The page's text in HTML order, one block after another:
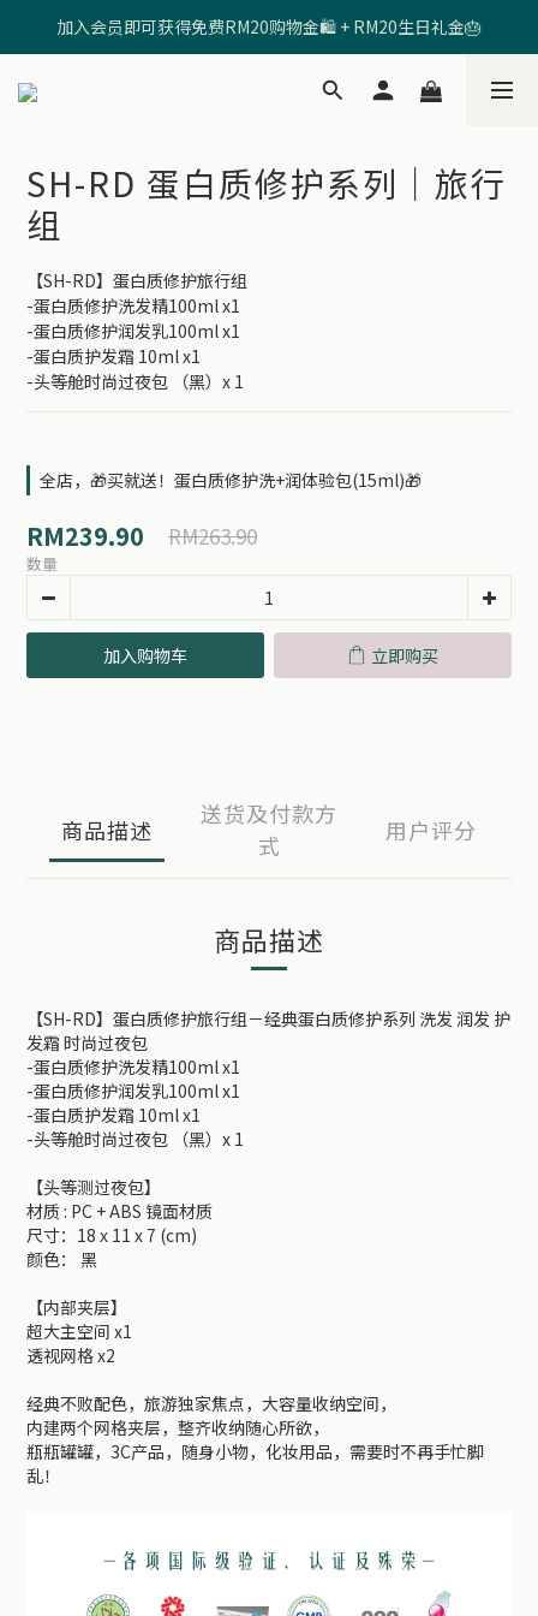
🩷输入【SHRD520MOM】享有 RM5折扣 🩷
加入会员即可获得免费RM20购物金🛍️ + RM20生日礼金🎂
🩷输入【SHRD520MOM】享有 RM5折扣 🩷
SH-RD 蛋白质修护系列｜旅行
组
【SH-RD】蛋白质修护旅行组
-蛋白质修护洗发精100ml x1
-蛋白质修护润发乳100ml x1
-蛋白质护发霜 10ml x1
-头等舱时尚过夜包 （黑）x 1
全店，🎁买就送！蛋白质修护洗+润体验包(15ml)🎁
RM239.90 RM263.90
数量
加入购物车 立即购买
商品描述
送货及付款方
式
用户评分
商品描述
【SH-RD】蛋白质修护旅行组－经典蛋白质修护系列 洗发 润发 护
发霜 时尚过夜包
-蛋白质修护洗发精100ml x1
-蛋白质修护润发乳100ml x1
-蛋白质护发霜 10ml x1
-头等舱时尚过夜包 （黑）x 1
【头等测过夜包】
材质 : PC + ABS 镜面材质
尺寸：18 x 11 x 7 (cm)
颜色： 黑
【内部夹层】
超大主空间 x1
透视网格 x2
经典不败配色，旅游独家焦点，大容量收纳空间，
内建两个网格夹层，整齐收纳随心所欲，
瓶瓶罐罐，3C产品，随身小物，化妆用品，需要时不再手忙脚
乱！